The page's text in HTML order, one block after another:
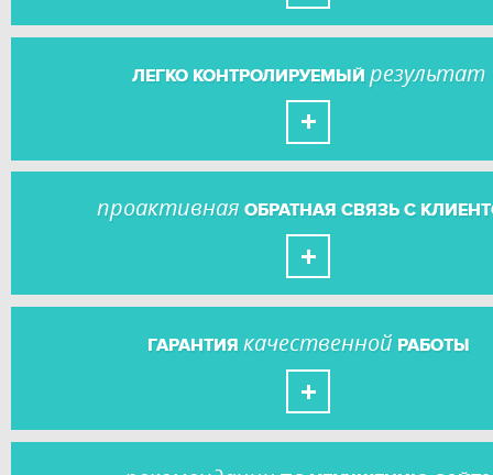
ЛЕГКО КОНТРОЛИРУЕМЫЙ результат
проактивная ОБРАТНАЯ СВЯЗЬ С
ГАРАНТИЯ качественной РАБОТЫ